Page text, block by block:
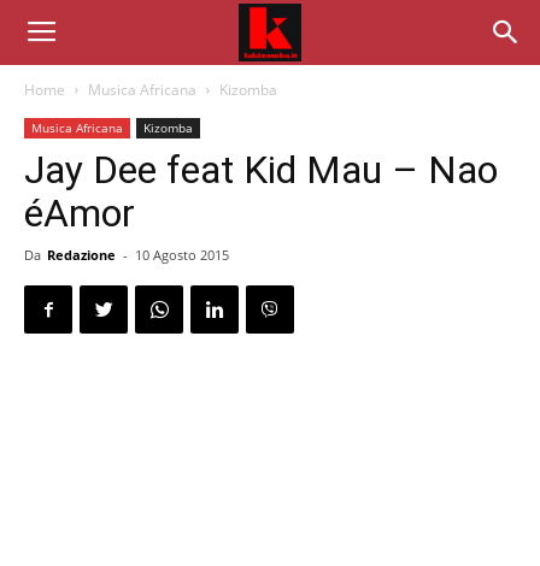
Home Musica Africana Kizomba
Musica Africana Kizomba
Jay Dee feat Kid Mau – Nao
éAmor
Da Redazione - 10 Agosto 2015